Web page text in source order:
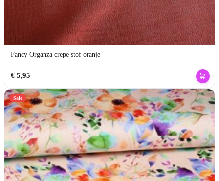
Fancy Organza crepe stof oranje
€5,95
Sale